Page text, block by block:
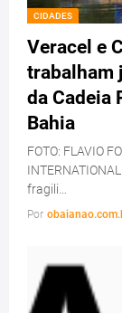
CIDADES
Veracel e
trabalham
da Cadeia
Bahia
FOTO: FLAVIO
fragili…
Por